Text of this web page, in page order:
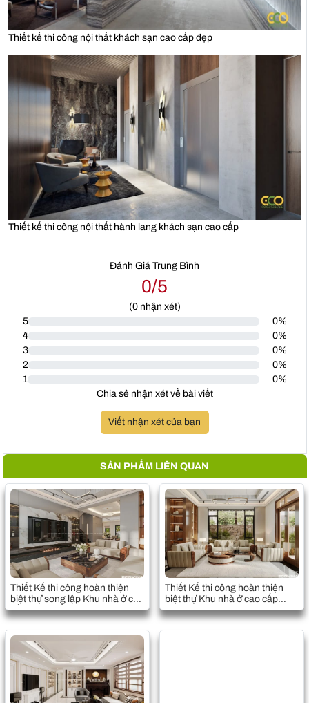
Thiết kế thi công nội thất khách sạn cao cấp đẹp
Thiết kế thi công nội thất hành lang khách sạn cao cấp
Đánh Giá Trung Bình
0/5
(0nhận xét)
5
0%
4
0%
3
0%
2
0%
1
0%
Chia sẻ nhận xét về bài viết
Viết nhận xét của bạn
SẢN PHẨM LIÊN QUAN
Thiết Kế thi công hoàn thiện
biệt thự song lập Khu nhà ở cao
cấp Anh Thể - New House City
Quốc Oai, Hà Nội
Thiết Kế thi công hoàn thiện
biệt thự Khu nhà ở cao cấp
Ngôi nhà mới - New House City
Quốc Oai, Hà Nội